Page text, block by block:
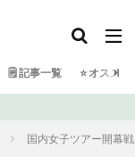
🗒 記事一覧 ⭐️ オスス
国内女子ツアー開幕